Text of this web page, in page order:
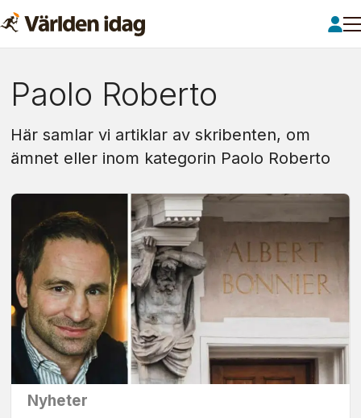
Om:
paolo
roberto
Paolo Roberto
Här samlar vi artiklar av skribenten, om
ämnet eller inom kategorin Paolo Roberto
Nyheter